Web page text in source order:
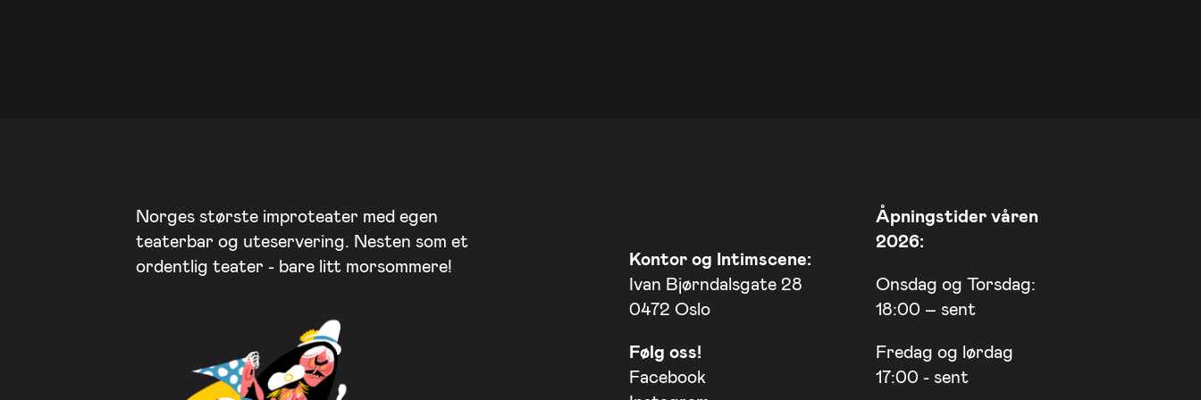
Norges største improteater med egen
teaterbar og uteservering. Nesten som et
ordentlig teater - bare litt morsommere!
Kontor og Intimscene:
Ivan Bjørndalsgate 28
0472 Oslo
Følg oss!
Facebook
Åpningstider våren
2026:
Onsdag og Torsdag:
18:00 – sent
Fredag og lørdag
17:00 - sent